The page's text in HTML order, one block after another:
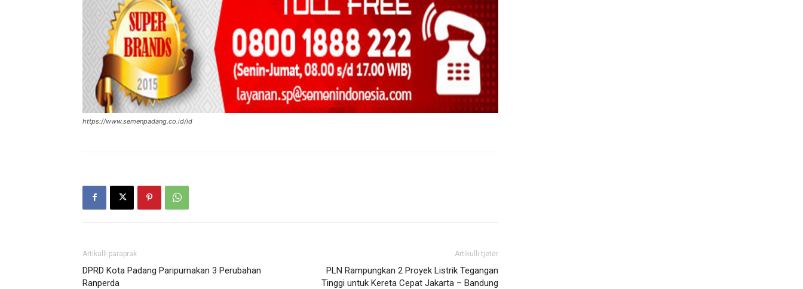
https://www.semenpadang.co.id/id
Artikulli paraprak
DPRD Kota Padang Paripurnakan 3 Perubahan
Ranperda
Artikulli tjetër
PLN Rampungkan 2 Proyek Listrik Tegangan
Tinggi untuk Kereta Cepat Jakarta – Bandung